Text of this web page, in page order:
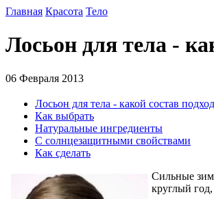
Главная Красота Тело
Лосьон для тела -
06 Февраля 2013
Лосьон для тела - какой состав
Как выбрать
Натуральные ингредиенты
C солнцезащитными свойствами
Как сделать
Сильные
круглый